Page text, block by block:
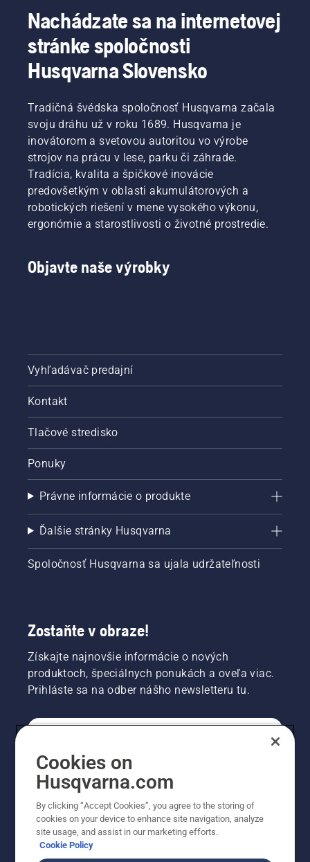
Nachádzate sa na internetovej
stránke spoločnosti
Husqvarna Slovensko
Tradičná švédska spoločnosť Husqvarna začala
svoju dráhu už v roku 1689. Husqvarna je
inovátorom a svetovou autoritou vo výrobe
strojov na prácu v lese, parku či záhrade.
Tradícia, kvalita a špičkové inovácie
predovšetkým v oblasti akumulátorových a
robotických riešení v mene vysokého výkonu,
ergonómie a starostlivosti o životné prostredie.
Objavte naše výrobky
Vyhľadávač predajní
Kontakt
Tlačové stredisko
Ponuky
Právne informácie o produkte
Ďalšie stránky Husqvarna
Spoločnosť Husqvarna sa ujala udržateľnosti
Zostaňte v obraze!
Získajte najnovšie informácie o nových
produktoch, špeciálnych ponukách a oveľa viac.
Prihláste sa na odber nášho newsletteru tu.
PROFESIONÁLNE
Cookies on
Husqvarna.com
By clicking “Accept Cookies”, you agree to the storing of
cookies on your device to enhance site navigation, analyze
site usage, and assist in our marketing efforts.
Cookie Policy